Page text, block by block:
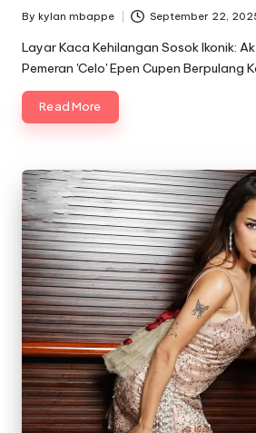
Posted
by
By kylan mbappe September 22,
Layar Kaca Kehilangan Sosok Ikonik:
Pemeran 'Celo' Epen Cupen Berpulang
Read More